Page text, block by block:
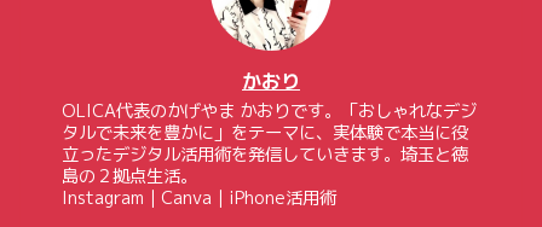
かおり
OLICA代表のかげやま かおりです。「おしゃれなデジ
タルで未来を豊かに」をテーマに、実体験で本当に役
立ったデジタル活用術を発信していきます。埼玉と徳
島の２拠点生活。
Instagram｜Canva｜iPhone活用術